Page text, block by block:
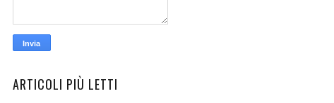
ARTICOLI PIÙ LETTI